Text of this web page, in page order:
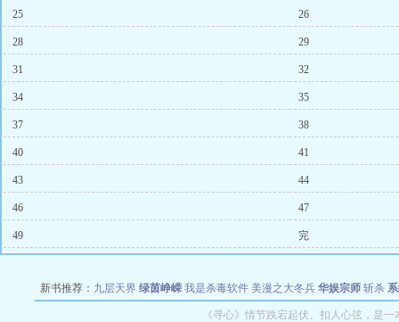
25 26
28 29
31 32
34 35
37 38
40 41
43 44
46 47
49 完
新书推荐： 九层天界 绿茵峥嵘 我是杀毒软件 美漫之大冬兵 华娱宗师 斩杀
都市全能巨星 绝对交易 全职武神 位面复
《寻心》情节跌宕起伏、扣人心弦，是